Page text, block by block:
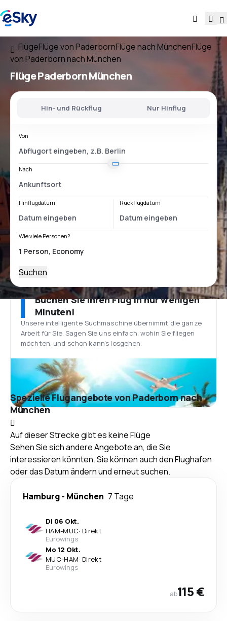
FlügeFlüge von PaderbornFlüge nach MünchenFlüge
von Paderborn nach München
FlügePaderborn München
Hin- und Rückflug Nur Hinflug
Von
Nach
Hinflugdatum Rückflugdatum
Wie viele Personen?
Suchen
Buchen Sie Ihren Flug in nur wenigen
Minuten!
Unsere intelligente Suchmaschine übernimmt die ganze
Arbeit für Sie. Sagen Sie uns einfach, wohin Sie fliegen
möchten, und schon kann’s losgehen.
Spezielle Flugangebote von Paderborn nach
München
Auf dieser Strecke gibt es keine Flüge
Sehen Sie sich andere Angebote an, die Sie
interessieren könnten. Sie können auch den Flughafen
oder das Datum ändern und erneut suchen.
Hamburg- München 7 Tage
Di 06 Okt.
HAM-MUC· Direkt
Eurowings
Mo 12 Okt.
MUC-HAM· Direkt
Eurowings
ab115 €